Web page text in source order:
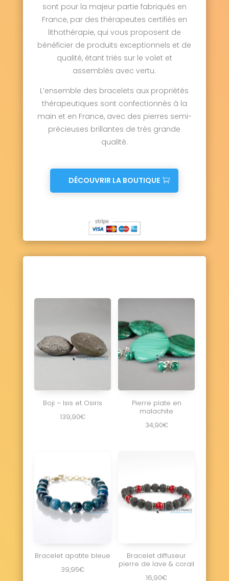
sont pour la majeur partie fabriqués en
France, par des thérapeutes certifiés en
lithothérapie, qui vous proposent de
bénéficier de produits exceptionnels et de
qualité, étant triés sur le volet et
assemblés avec vertu.
L’ensemble des bracelets aux propriétés
thérapeutiques sont confectionnés à la
main et en France, avec des pierres semi-
précieuses brillantes de très grande
qualité.
DÉCOUVRIR LA BOUTIQUE
Boji – Isis et Osiris
139,90€
Pierre plate en
malachite
34,90€
Bracelet apatite bleue
39,95€
Bracelet diffuseur
pierre de lave & corail
16,90€